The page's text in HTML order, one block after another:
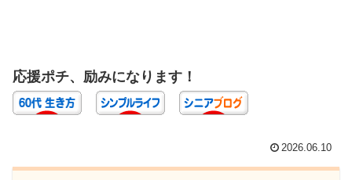
応援ポチ、励みになります！
2026.06.10